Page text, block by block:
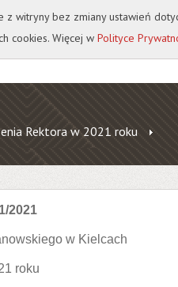
Rektora w 2021 roku
2021
w Kielcach
roku
witryny bez zmiany ustawień
cookies. Więcej w Polityce